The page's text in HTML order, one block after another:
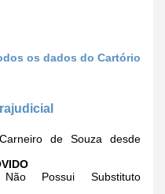
os dados do Cartório
de Souza desde
Possui Substituto